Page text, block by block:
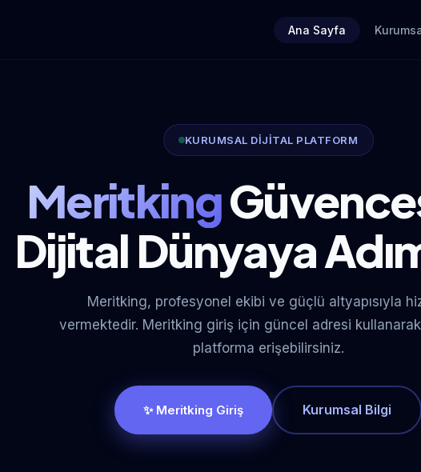
Ana Sayfa
KURUMSAL DİJİTAL PLATFORM
Meritking
Dijital Dünyaya
Meritking, profesyonel ekibi ve güçlü altyapısıyla
vermektedir. Meritking giriş için güncel adresi
platforma erişebilirsiniz.
✨ Meritking Giriş Kurumsal Bilgi